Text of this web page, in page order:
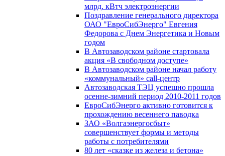
млрд. кВтч электроэнергии
Поздравление генерального директора
ОАО "ЕвроСибЭнерго" Евгения
Федорова с Днем Энергетика и Новым
годом
В Автозаводском районе стартовала
акция «В свободном доступе»
В Автозаводском районе начал работу
«коммунальный» call-центр
Автозаводская ТЭЦ успешно прошла
осенне-зимний период 2010-2011 годов
ЕвроСибЭнерго активно готовится к
прохождению весеннего паводка
ЗАО «Волгаэнергосбыт»
совершенствует формы и методы
работы с потребителями
80 лет «сказке из железа и бетона»